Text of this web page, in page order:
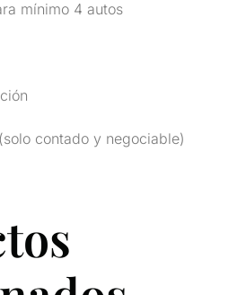
mínimo 4 autos
contado y negociable)